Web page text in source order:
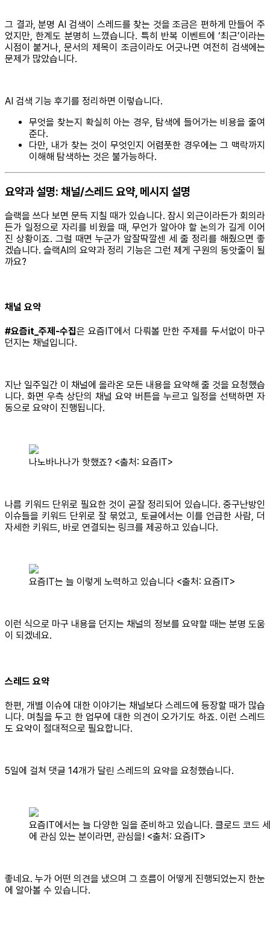
그 결과, 분명 AI 검색이 스레드를 찾는 것을 조금은 편하게 만들어 주
었지만, 한계도 분명히 느꼈습니다. 특히 반복 이벤트에 ‘최근’이라는
시점이 붙거나, 문서의 제목이 조금이라도 어긋나면 여전히 검색에는
문제가 많았습니다.
AI 검색 기능 후기를 정리하면 이렇습니다.
무엇을 찾는지 확실히 아는 경우, 탐색에 들어가는 비용을 줄여
준다.
다만, 내가 찾는 것이 무엇인지 어렴풋한 경우에는 그 맥락까지
이해해 탐색하는 것은 불가능하다.
요약과 설명: 채널/스레드 요약, 메시지 설명
슬랙을 쓰다 보면 문득 지칠 때가 있습니다. 잠시 외근이라든가 회의라
든가 일정으로 자리를 비웠을 때, 무언가 알아야 할 논의가 길게 이어
진 상황이죠. 그럴 때면 누군가 알잘딱깔센 세 줄 정리를 해줬으면 좋
겠습니다. 슬랙AI의 요약과 정리 기능은 그런 제게 구원의 동앗줄이 될
까요?
채널 요약
#요즘it_주제-수집은 요즘IT에서 다뤄볼 만한 주제를 두서없이 마구
던지는 채널입니다.
지난 일주일간 이 채널에 올라온 모든 내용을 요약해 줄 것을 요청했습
니다. 화면 우측 상단의 채널 요약 버튼을 누르고 일정을 선택하면 자
동으로 요약이 진행됩니다.
나노바나나가 핫했죠? <출처: 요즘IT>
나름 키워드 단위로 필요한 것이 곧잘 정리되어 있습니다. 중구난방인
이슈들을 키워드 단위로 잘 묶었고, 토글에서는 이를 언급한 사람, 더
자세한 키워드, 바로 연결되는 링크를 제공하고 있습니다.
요즘IT는 늘 이렇게 노력하고 있습니다 <출처: 요즘IT>
이런 식으로 마구 내용을 던지는 채널의 정보를 요약할 때는 분명 도움
이 되겠네요.
스레드 요약
한편, 개별 이슈에 대한 이야기는 채널보다 스레드에 등장할 때가 많습
니다. 며칠을 두고 한 업무에 대한 의견이 오가기도 하죠. 이런 스레드
도 요약이 절대적으로 필요합니다.
5일에 걸쳐 댓글 14개가 달린 스레드의 요약을 요청했습니다.
요즘IT에서는 늘 다양한 일을 준비하고 있습니다. 클로드 코드
에 관심 있는 분이라면, 관심을! <출처: 요즘IT>
좋네요. 누가 어떤 의견을 냈으며 그 흐름이 어떻게 진행되었는지 한눈
에 알아볼 수 있습니다.